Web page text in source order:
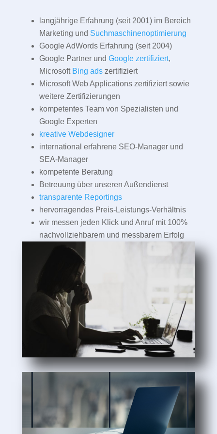
langjährige Erfahrung (seit 2001) im Bereich
Marketing und Suchmaschinenoptimierung
Google AdWords Erfahrung (seit 2004)
Google Partner und Google zertifiziert,
Microsoft Bing adszertifiziert
Microsoft Web Applications zertifiziert sowie
weitere Zertifizierungen
kompetentes Team von Spezialisten und
Google Experten
kreative Webdesigner
international erfahrene SEO-Manager und
SEA-Manager
kompetente Beratung
Betreuung über unseren Außendienst
transparente Reportings
hervorragendes Preis-Leistungs-Verhältnis
wir messen jeden Klick und Anruf mit 100%
nachvollziehbarem und messbarem Erfolg